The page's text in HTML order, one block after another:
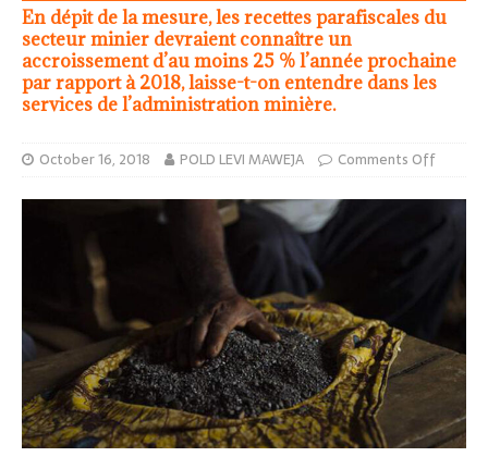
En dépit de la mesure, les recettes parafiscales du
secteur minier devraient connaître un
accroissement d’au moins 25 % l’année prochaine
par rapport à 2018, laisse-t-on entendre dans les
services de l’administration minière.
October 16, 2018 POLD LEVI MAWEJA Comments Off